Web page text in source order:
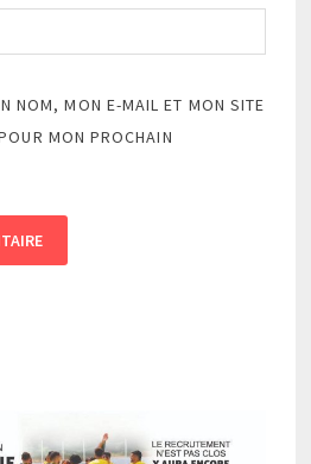
NOM, MON E-MAIL ET MON SITE
MON PROCHAIN